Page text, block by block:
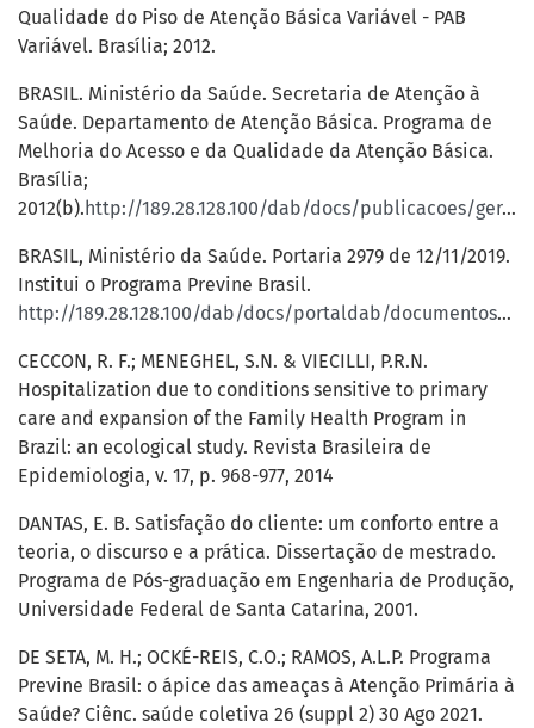
Qualidade do Piso de Atenção Básica Variável - PAB
Variável. Brasília; 2012.
BRASIL. Ministério da Saúde. Secretaria de Atenção à
Saúde. Departamento de Atenção Básica. Programa de
Melhoria do Acesso e da Qualidade da Atenção Básica.
Brasília;
2012(b). http://189.28.128.100/dab/docs/publicacoes/geral/manual_instrutivo_pmaq_site.pdf
BRASIL, Ministério da Saúde. Portaria 2979 de 12/11/2019.
Institui o Programa Previne Brasil.
http://189.28.128.100/dab/docs/portaldab/documentos/financiamento/portarias/prt_2979_12_11_2019.pdf
CECCON, R. F.; MENEGHEL, S.N. & VIECILLI, P.R.N.
Hospitalization due to conditions sensitive to primary
care and expansion of the Family Health Program in
Brazil: an ecological study. Revista Brasileira de
Epidemiologia, v. 17, p. 968-977, 2014
DANTAS, E. B. Satisfação do cliente: um conforto entre a
teoria, o discurso e a prática. Dissertação de mestrado.
Programa de Pós-graduação em Engenharia de Produção,
Universidade Federal de Santa Catarina, 2001.
DE SETA, M. H.; OCKÉ-REIS, C.O.; RAMOS, A.L.P. Programa
Previne Brasil: o ápice das ameaças à Atenção Primária à
Saúde? Ciênc. saúde coletiva 26 (suppl 2) 30 Ago 2021.